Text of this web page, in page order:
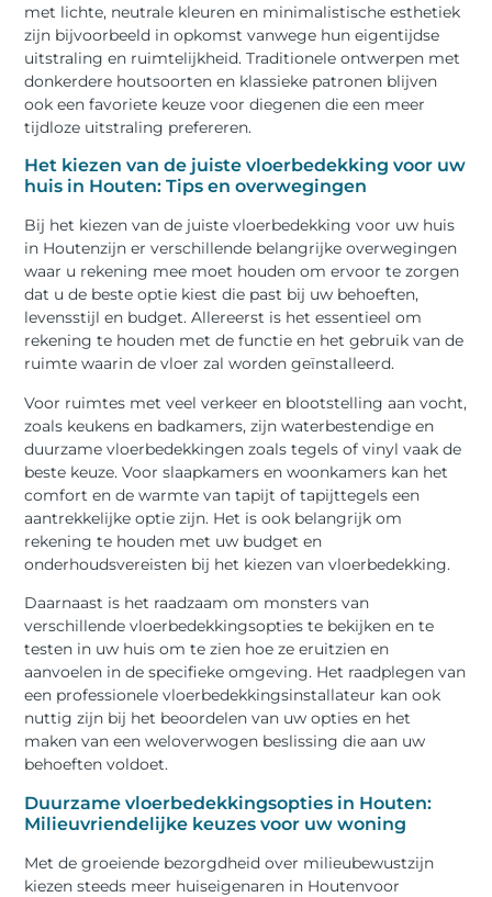
met lichte, neutrale kleuren en minimalistische esthetiek
zijn bijvoorbeeld in opkomst vanwege hun eigentijdse
uitstraling en ruimtelijkheid. Traditionele ontwerpen met
donkerdere houtsoorten en klassieke patronen blijven
ook een favoriete keuze voor diegenen die een meer
tijdloze uitstraling prefereren.
Het kiezen van de juiste vloerbedekking voor uw
huis in Houten: Tips en overwegingen
Bij het kiezen van de juiste vloerbedekking voor uw huis
in Houtenzijn er verschillende belangrijke overwegingen
waar u rekening mee moet houden om ervoor te zorgen
dat u de beste optie kiest die past bij uw behoeften,
levensstijl en budget. Allereerst is het essentieel om
rekening te houden met de functie en het gebruik van de
ruimte waarin de vloer zal worden geïnstalleerd.
Voor ruimtes met veel verkeer en blootstelling aan vocht,
zoals keukens en badkamers, zijn waterbestendige en
duurzame vloerbedekkingen zoals tegels of vinyl vaak de
beste keuze. Voor slaapkamers en woonkamers kan het
comfort en de warmte van tapijt of tapijttegels een
aantrekkelijke optie zijn. Het is ook belangrijk om
rekening te houden met uw budget en
onderhoudsvereisten bij het kiezen van vloerbedekking.
Daarnaast is het raadzaam om monsters van
verschillende vloerbedekkingsopties te bekijken en te
testen in uw huis om te zien hoe ze eruitzien en
aanvoelen in de specifieke omgeving. Het raadplegen van
een professionele vloerbedekkingsinstallateur kan ook
nuttig zijn bij het beoordelen van uw opties en het
maken van een weloverwogen beslissing die aan uw
behoeften voldoet.
Duurzame vloerbedekkingsopties in Houten:
Milieuvriendelijke keuzes voor uw woning
Met de groeiende bezorgdheid over milieubewustzijn
kiezen steeds meer huiseigenaren in Houtenvoor